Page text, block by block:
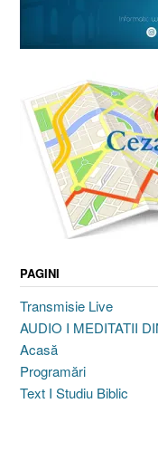
PAGINI
Transmisie Live
AUDIO I MEDITATII
Acasă
Programări
Text I Studiu Biblic